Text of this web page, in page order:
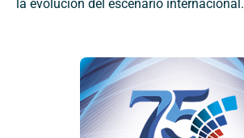
la evolución del escenario internacional.